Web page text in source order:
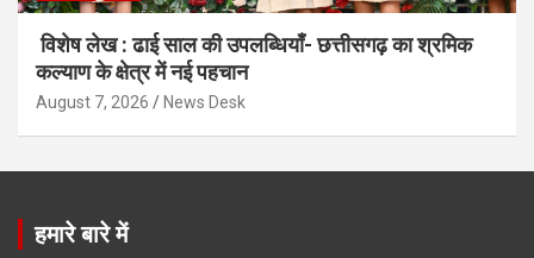
विशेष लेख : ढाई साल की उपलब्धियाँ- छत्तीसगढ़ का श्रमिक
कल्याण के क्षेत्र में नई पहचान
August 7, 2026 News Desk
हमारे बारे में